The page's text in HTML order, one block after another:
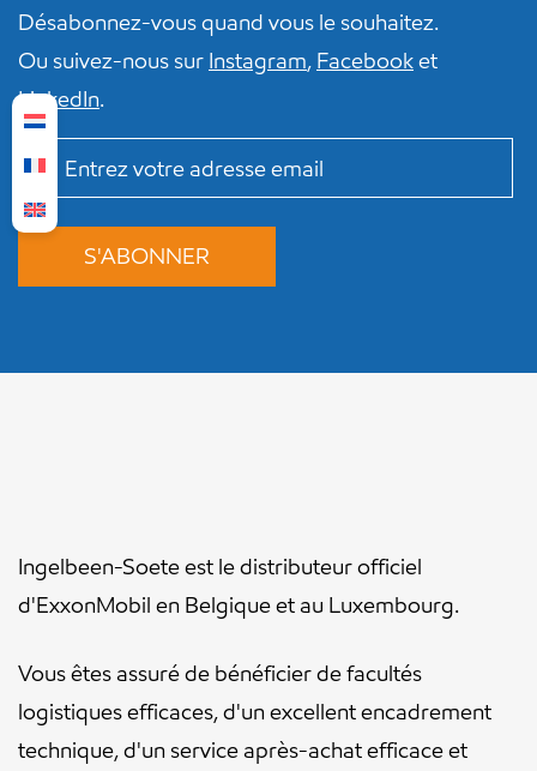
Désabonnez-vous quand vous le souhaitez.
Ou suivez-nous sur Instagram, Facebooket
LinkedIn.
Ingelbeen-Soete est le distributeur officiel
d'ExxonMobil en Belgique et au Luxembourg.
Vous êtes assuré de bénéficier de facultés
logistiques efficaces, d'un excellent encadrement
technique, d'un service après-achat efficace et